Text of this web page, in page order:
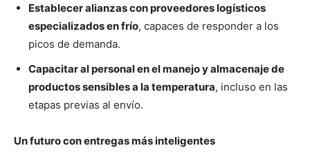
Establecer alianzas con proveedores logísticos
especializados en frío, capaces de responder a los
picos de demanda.
Capacitar al personal en el manejo y almacenaje de
productos sensibles a la temperatura, incluso en las
etapas previas al envío.
Un futuro con entregas más inteligentes